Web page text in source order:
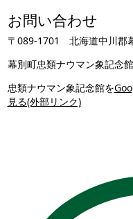
お問い合わせ
〒089-1701 北海道中川郡
幕別町忠類ナウマン象記
忠類ナウマン象記念館を
見る(外部リンク)